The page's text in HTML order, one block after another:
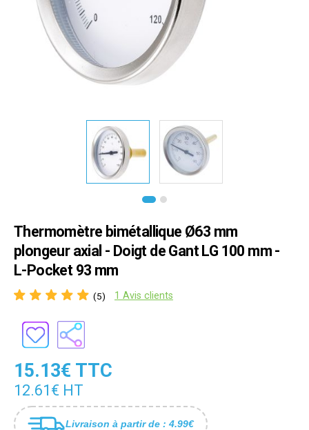
Thermomètre bimétallique Ø63 mm
plongeur axial - Doigt de Gant LG 100 mm -
L-Pocket 93 mm
(5) 1 Avis clients
15.13€ TTC
12.61€ HT
Livraison à partir de : 4.99€